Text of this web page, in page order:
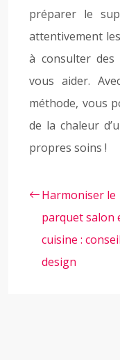
préparer le
attentivement
à consulter
vous aider.
méthode, vous
de la chaleur
propres soins !
Harmoniser le
parquet salon
cuisine :
design